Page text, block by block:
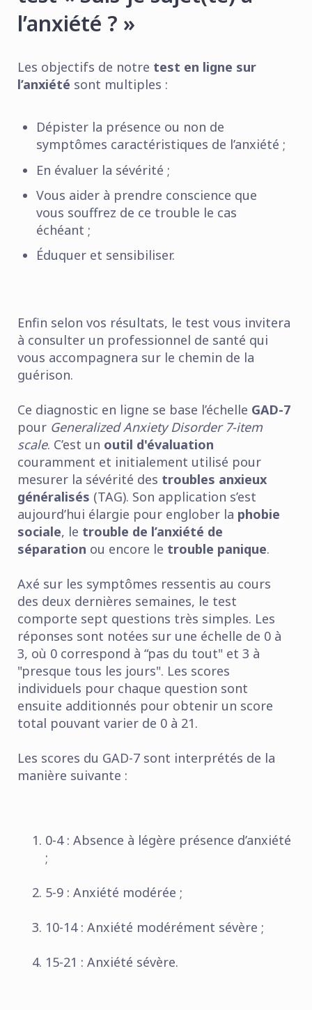
l’anxiété ? »
Les objectifs de notre test en ligne sur
l’anxiété sont multiples :
Dépister la présence ou non de
symptômes caractéristiques de l’anxiété ;
En évaluer la sévérité ;
Vous aider à prendre conscience que
vous souffrez de ce trouble le cas
échéant ;
Éduquer et sensibiliser.
Enfin selon vos résultats, le test vous invitera
à consulter un professionnel de santé qui
vous accompagnera sur le chemin de la
guérison.
Ce diagnostic en ligne se base l’échelle GAD-7
pour Generalized Anxiety Disorder 7-item
scale. C’est un outil d'évaluation
couramment et initialement utilisé pour
mesurer la sévérité des troubles anxieux
généralisés (TAG). Son application s’est
aujourd’hui élargie pour englober la phobie
sociale, le trouble de l’anxiété de
séparation ou encore le trouble panique.
Axé sur les symptômes ressentis au cours
des deux dernières semaines, le test
comporte sept questions très simples. Les
réponses sont notées sur une échelle de 0 à
3, où 0 correspond à “pas du tout" et 3 à
"presque tous les jours". Les scores
individuels pour chaque question sont
ensuite additionnés pour obtenir un score
total pouvant varier de 0 à 21.
Les scores du GAD-7 sont interprétés de la
manière suivante :
0-4 : Absence à légère présence d’anxiété
;
5-9 : Anxiété modérée ;
10-14 : Anxiété modérément sévère ;
15-21 : Anxiété sévère.